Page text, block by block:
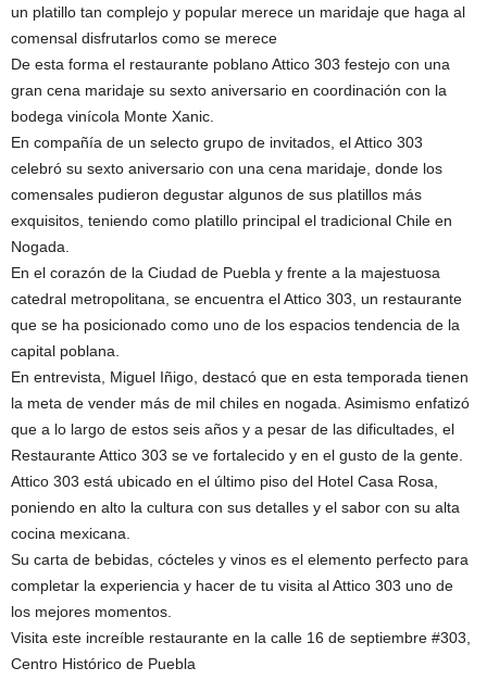
un platillo tan complejo y popular merece un maridaje que haga al
comensal disfrutarlos como se merece
De esta forma el restaurante poblano Attico 303 festejo con una
gran cena maridaje su sexto aniversario en coordinación con la
bodega vinícola Monte Xanic.
En compañía de un selecto grupo de invitados, el Attico 303
celebró su sexto aniversario con una cena maridaje, donde los
comensales pudieron degustar algunos de sus platillos más
exquisitos, teniendo como platillo principal el tradicional Chile en
Nogada.
En el corazón de la Ciudad de Puebla y frente a la majestuosa
catedral metropolitana, se encuentra el Attico 303, un restaurante
que se ha posicionado como uno de los espacios tendencia de la
capital poblana.
En entrevista, Miguel Iñigo, destacó que en esta temporada tienen
la meta de vender más de mil chiles en nogada. Asimismo enfatizó
que a lo largo de estos seis años y a pesar de las dificultades, el
Restaurante Attico 303 se ve fortalecido y en el gusto de la gente.
Attico 303 está ubicado en el último piso del Hotel Casa Rosa,
poniendo en alto la cultura con sus detalles y el sabor con su alta
cocina mexicana.
Su carta de bebidas, cócteles y vinos es el elemento perfecto para
completar la experiencia y hacer de tu visita al Attico 303 uno de
los mejores momentos.
Visita este increíble restaurante en la calle 16 de septiembre #303,
Centro Histórico de Puebla